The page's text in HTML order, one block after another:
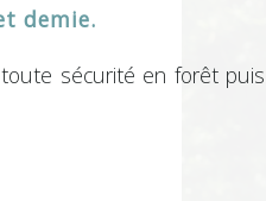
demie.
sécurité en forêt puis